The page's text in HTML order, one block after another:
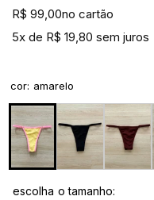
R$ 99,00no cartão
5x de R$ 19,80 sem juros
cor: amarelo